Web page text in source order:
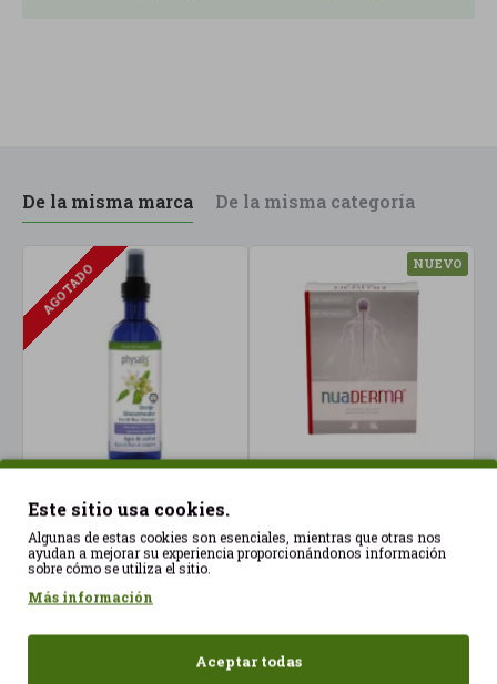
De la misma marca De la misma categoría
AGOTADO
Agua de Azahar 200ml
Physalis
11,00€
NUEVO
35,50€
Este sitio usa cookies.
Algunas de estas cookies son esenciales, mientras que otras nos
ayudan a mejorar su experiencia proporcionándonos información
sobre cómo se utiliza el sitio.
Más información
Aceptar todas